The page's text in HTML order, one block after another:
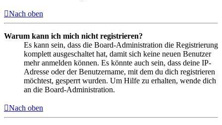
Nach oben
Warum kann ich mich nicht registrieren?
Es kann sein, dass die Board-Administration die Registrierung
komplett ausgeschaltet hat, damit sich keine neuen Benutzer
mehr anmelden können. Es könnte auch sein, dass deine IP-
Adresse oder der Benutzername, mit dem du dich registrieren
möchtest, gesperrt wurden. Um Hilfe zu erhalten, wende dich
an die Board-Administration.
Nach oben